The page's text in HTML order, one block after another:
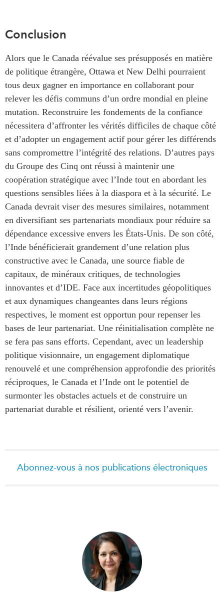
Conclusion
Alors que le Canada réévalue ses présupposés en matière
de politique étrangère, Ottawa et New Delhi pourraient
tous deux gagner en importance en collaborant pour
relever les défis communs d’un ordre mondial en pleine
mutation. Reconstruire les fondements de la confiance
nécessitera d’affronter les vérités difficiles de chaque côté
et d’adopter un engagement actif pour gérer les différends
sans compromettre l’intégrité des relations. D’autres pays
du Groupe des Cinq ont réussi à maintenir une
coopération stratégique avec l’Inde tout en abordant les
questions sensibles liées à la diaspora et à la sécurité. Le
Canada devrait viser des mesures similaires, notamment
en diversifiant ses partenariats mondiaux pour réduire sa
dépendance excessive envers les États-Unis. De son côté,
l’Inde bénéficierait grandement d’une relation plus
constructive avec le Canada, une source fiable de
capitaux, de minéraux critiques, de technologies
innovantes et d’IDE. Face aux incertitudes géopolitiques
et aux dynamiques changeantes dans leurs régions
respectives, le moment est opportun pour repenser les
bases de leur partenariat. Une réinitialisation complète ne
se fera pas sans efforts. Cependant, avec un leadership
politique visionnaire, un engagement diplomatique
renouvelé et une compréhension approfondie des priorités
réciproques, le Canada et l’Inde ont le potentiel de
surmonter les obstacles actuels et de construire un
partenariat durable et résilient, orienté vers l’avenir.
Abonnez-vous à nos publications électroniques